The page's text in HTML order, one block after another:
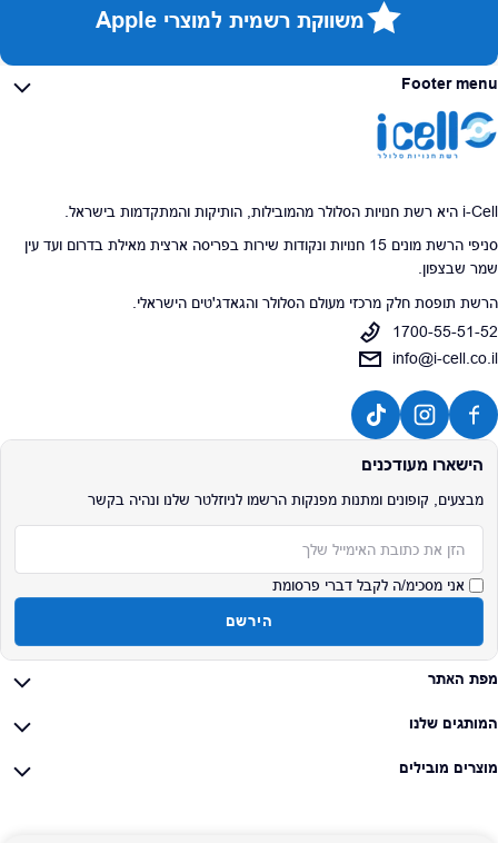
משווקת רשמית למוצרי Apple
Footer menu
i-Cell היא רשת חנויות הסלולר מהמובילות, הותיקות והמתקדמות בישראל.
סניפי הרשת מונים 15 חנויות ונקודות שירות בפריסה ארצית מאילת בדרום ועד עין
שמר שבצפון.
הרשת תופסת חלק מרכזי מעולם הסלולר והגאדג'טים הישראלי.
1700-55-51-52
info@i-cell.co.il
הישארו מעודכנים
מבצעים, קופונים ומתנות מפנקות הרשמו לניוזלטר שלנו ונהיה בקשר
אימייל
אני מסכימ/ה לקבל דברי פרסומת
הירשם
מפת האתר
המותגים שלנו
מוצרים מובילים